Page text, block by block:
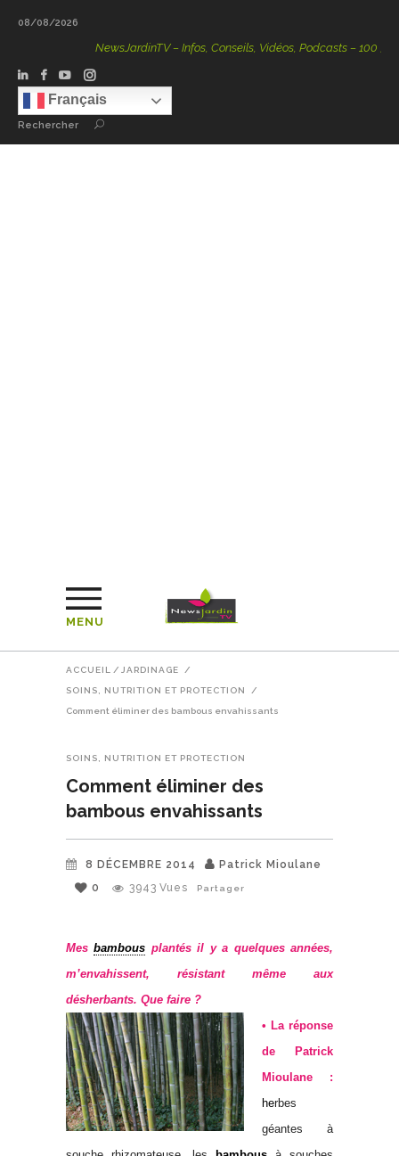
08/08/2026
NewsJardinTV – Infos, Conseils, Vidéos, Podcasts – 100 % Nature
Français
Rechercher
MENU
ACCUEIL / JARDINAGE /
SOINS, NUTRITION ET PROTECTION /
Comment éliminer des bambous envahissants
SOINS, NUTRITION ET PROTECTION
Comment éliminer des
bambous envahissants
8 DÉCEMBRE 2014
Patrick Mioulane
0
3943 Vues Partager
Mesbambous plantés il y a quelques années,
m’envahissent, résistant même aux
désherbants. Que faire ?
• La réponse
de Patrick
Mioulane :
herbes
géantes à